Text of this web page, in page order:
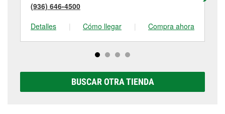
(936) 646-4500
Detalles
| Cómo llegar | Compra ahora
BUSCAR OTRA TIENDA